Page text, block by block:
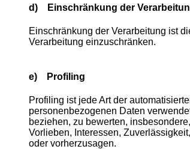
d) Einschränkung der
Einschränkung der Verarbeitung ist
Verarbeitung einzuschränken.
e) Profiling
Profiling ist jede Art der
personenbezogenen Daten
beziehen, zu bewerten,
Vorlieben, Interessen,
oder vorherzusagen.